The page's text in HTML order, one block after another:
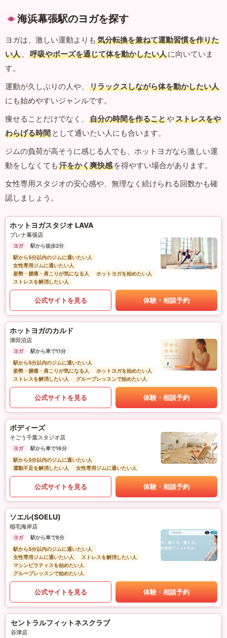
海浜幕張駅のヨガを探す
ヨガは、激しい運動よりも 気分転換を兼ねて運動習慣を作りた
い人 、 呼吸やポーズを通じて体を動かしたい人に向いていま
す。
運動が久しぶりの人や、
リラックスしながら体を動かしたい人
にも始めやすいジャンルです。
痩せることだけでなく、
自分の時間を作ることやストレスをや
わらげる時間 として通いたい人にも合います。
ジムの負荷が高そうに感じる人でも、ホットヨガなら激しい運
動をしなくても 汗をかく爽快感 を得やすい場合があります。
女性専用スタジオの安心感や、無理なく続けられる回数かも確
認しましょう。
ホットヨガスタジオ LAVA
プレナ幕張店
ヨガ
駅から徒歩2分
駅から5分以内のジムに通いたい人
女性専用ジムに通いたい人
姿勢・腰痛・肩こりが気になる人
ホットヨガを始めたい人
ストレスを解消したい人
公式サイトを見る 体験・相談予約
ホットヨガのカルド
津田沼店
ヨガ
駅から車で11分
駅から5分以内のジムに通いたい人
姿勢・腰痛・肩こりが気になる人
ホットヨガを始めたい人
ストレスを解消したい人
グループレッスンで始めたい人
公式サイトを見る 体験・相談予約
ボディーズ
そごう千葉スタジオ店
ヨガ
駅から車で16分
駅から5分以内のジムに通いたい人
運動不足を解消したい人
女性専用ジムに通いたい人
公式サイトを見る 体験・相談予約
ソエル(SOELU)
稲毛海岸店
ヨガ
駅から車で8分
駅から5分以内のジムに通いたい人
女性専用ジムに通いたい人
ストレスを解消したい人
マシンピラティスを始めたい人
グループレッスンで始めたい人
公式サイトを見る 体験・相談予約
セントラルフィットネスクラブ
谷津店